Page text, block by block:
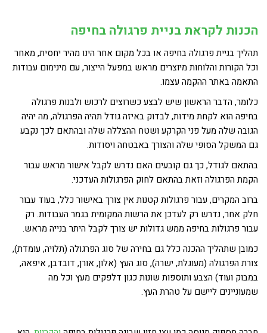
הכנות לקראת בניית פרגולה בחיפה
תהליך בניית פרגולה בחיפה או בכל מקום אחר הינו מהיר יחסית, מאחר
וכל הקורות והלוחות מיוצרים מראש במפעל הייצור, עם מינימום עבודות
התאמה באתר ההקמה עצמו.
כלומר, הדבר הראשון שיש לבצע כשרוצים לרכוש ולבנות פרגולה
בחיפה הוא לקחת מידות, לבדוק באיזה גודל תהיה הפרגולה, מה יהיה
הגובה שלה מעל פני הקרקע ושטח ההצללה שלה ובהתאם לכך נקבע
גם המשקל הסופי שלה והצורך באבטחה ויסודות.
בהתאם לגודל, כך גם קובעים האם נדרש לקבל אישור מראש עבור
הקמת הפרגולה וזאת בהתאם לחוק הפרגולות העדכני.
ברוב המקרים, עבור פרגולות קטנות אין צורך באישור כלל, בעוד עבור
חלק אחר, נדרש רק לעדכן את הרשות המקומית בגמר העבודות. רק
עבור פרגולות בחיפה ממש גדולות יש צורך לקבל היתר בנייה מראש.
כמובן שתהליך ההכנה כלל גם בחירה של סוג הפרגולה (תלויה, עומדת),
צורת הפרגולה (מעוגלת, ישרה), סוג העץ (אלון, אורן, דובדבן, איפאה,
במבוק ועוד) הצבע ותוספות שונות כגון דלפקים מעץ וכל מה
שמעוניינים ליישם על טהרת העץ.